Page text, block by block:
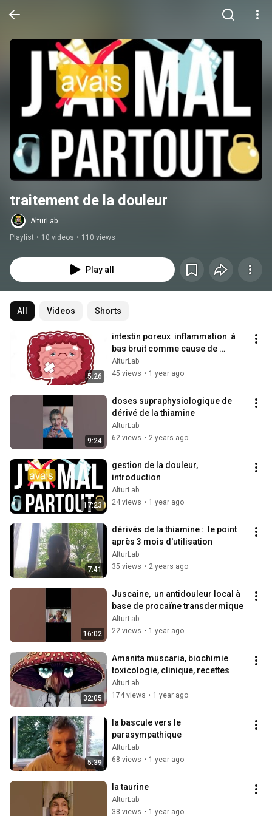
traitement de la douleur
AlturLab
Playlist • 10 videos • 110 views
Play all
All Videos Shorts
5:26
intestin poreux  inflammation  à
bas bruit comme cause de
douleur chronique
AlturLab
45 views • 1 year ago
9:24
doses supraphysiologique de
dérivé de la thiamine
AlturLab
62 views • 2 years ago
17:23
gestion de la douleur,
introduction
AlturLab
24 views • 1 year ago
7:41
dérivés de la thiamine :  le point
après 3 mois d'utilisation
AlturLab
35 views • 2 years ago
16:02
Juscaine,  un antidouleur local à
base de procaïne transdermique
AlturLab
22 views • 1 year ago
32:05
Amanita muscaria, biochimie
toxicologie, clinique, recettes
AlturLab
174 views • 1 year ago
5:39
la bascule vers le
parasympathique
AlturLab
68 views • 1 year ago
la taurine
AlturLab
38 views • 1 year ago